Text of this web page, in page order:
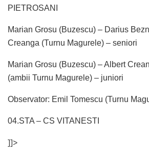
PIETROSANI
Marian Grosu (Buzescu) – Darius
Creanga (Turnu Magurele) – seniori
Marian Grosu (Buzescu) – Albert
(ambii Turnu Magurele) – juniori
Observator: Emil Tomescu (Turnu
04.STA – CS VITANESTI
]]>